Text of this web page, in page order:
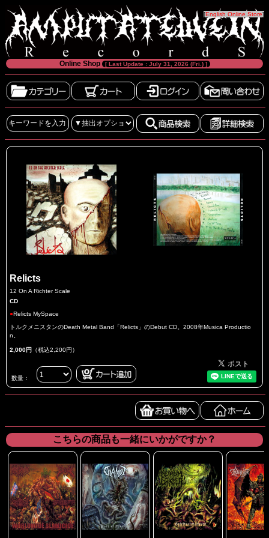
[English Online Store]
Online Shop [ Last Update : July 31, 2026 (Fri.) ]
Relicts
12 On A Richter Scale
CD
●Relicts MySpace
トルクメニスタンのDeath Metal Band「Relicts」のDebut CD。2008年Musica Productio
n。
2,000円 （税込2,200円）
数量：
こちらの商品も一緒にいかがですか？